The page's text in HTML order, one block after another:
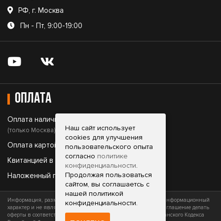
РФ, г. Москва
Пн - Пт, 9:00-19:00
Оплата
Оплата наличными;
(только Москва)
Оплата картой;
Квитанцией в банке;
Наложенный платеж.
Информация, размещенная на сайте, носит исключительно информационный
характер и не является офертой (публичной офертой) или приглашение делать
оферты в соответствии со статьями 435 и 437 (часть 2) Гражданского Кодекса
Наш сайт использует
cookies для улучшения
пользовательского опыта
согласно политике
конфиденциальности.
Продолжая пользоваться
сайтом, вы соглашаетсь с
нашей политикой
конфиденциальности.